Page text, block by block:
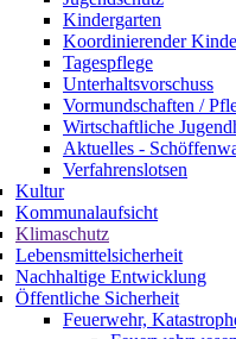
Kindergarten
Koordinierender
Tagespflege
Unterhaltsvorschuss
Vormundschaften /
Wirtschaftliche
Aktuelles -
Verfahrenslotsen
Kultur
Kommunalaufsicht
Klimaschutz
Lebensmittelsicherheit
Nachhaltige Entwicklung
Öffentliche Sicherheit
Feuerwehr,